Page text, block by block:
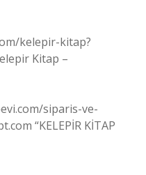
kelepir-kitap?
Kitap –
siparis-ve-
“KELEPİR KİTAP